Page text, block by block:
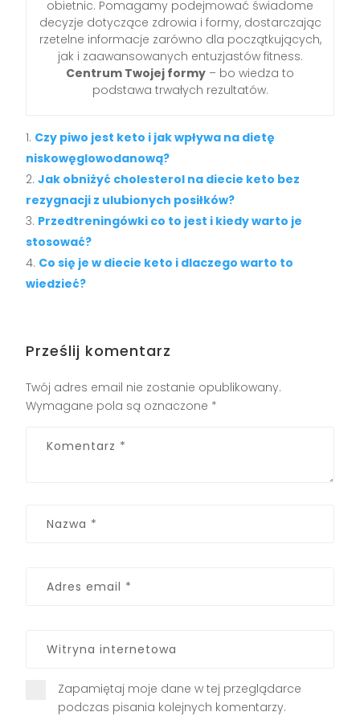
obietnic. Pomagamy podejmować świadome
decyzje dotyczące zdrowia i formy, dostarczając
rzetelne informacje zarówno dla początkujących,
jak i zaawansowanych entuzjastów fitness.
Centrum Twojej formy – bo wiedza to
podstawa trwałych rezultatów.
Czy piwo jest keto i jak wpływa na dietę
niskowęglowodanową?
Jak obniżyć cholesterol na diecie keto bez
rezygnacji z ulubionych posiłków?
Przedtreningówki co to jest i kiedy warto je
stosować?
Co się je w diecie keto i dlaczego warto to
wiedzieć?
Prześlij komentarz
Twój adres email nie zostanie opublikowany.
Wymagane pola są oznaczone *
Zapamiętaj moje dane w tej przeglądarce
podczas pisania kolejnych komentarzy.